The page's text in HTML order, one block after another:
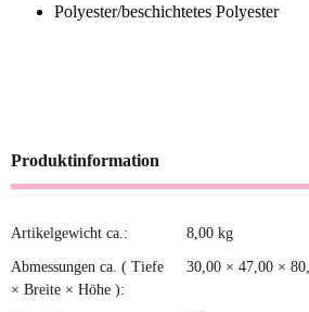
Polyester/beschichtetes Polyester
Produktinformation
Produkteigenschaft
Wert
Artikelgewicht ca.: 8,00 kg
Abmessungen ca. ( Tiefe
× Breite × Höhe ):
30,00 × 47,00 ×